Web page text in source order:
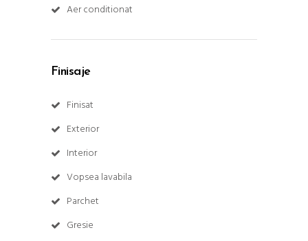
Aer conditionat
Finisaje
Finisat
Exterior
Interior
Vopsea lavabila
Parchet
Gresie